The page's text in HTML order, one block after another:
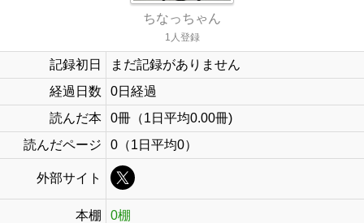
ちなっちゃん
1人登録
記録初日
まだ記録がありません
経過日数
0日経過
読んだ本
0冊（1日平均0.00冊)
読んだページ
0（1日平均0）
外部サイト
本棚 0棚